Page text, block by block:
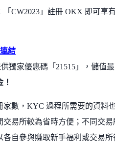
CW2023」註冊 OKX 即可享
結
獨家優惠碼「21515」，儲值
家數，KYC 過程所需要的資料
易所較為省時方便；不同交易
各自參與賺取新手福利或交易所